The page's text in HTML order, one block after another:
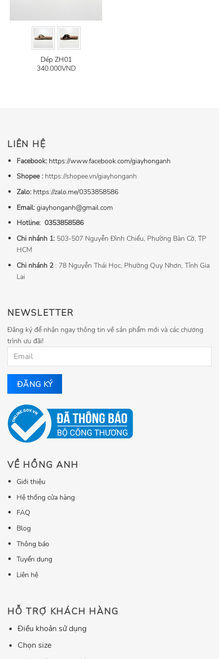
Dép ZH01
340.000VND
NEWSLETTER
Đăng ký để nhận ngay thông tin về sản phẩm mới và các chương
trình ưu đãi!
VỀ HỒNG ANH
Giới thiệu
Hệ thống cửa hàng
FAQ
Blog
Thông báo
Tuyển dụng
Liên hệ
HỖ TRỢ KHÁCH HÀNG
Điều khoản sử dụng
Chọn size
LIÊN HỆ
Facebook: https://www.facebook.com/giayhonganh
Shopee : https://shopee.vn/giayhonganh
Zalo: https://zalo.me/0353858586
Email: giayhonganh@gmail.com
Hotline: 0353858586
Chi nhánh 1: 503-507 Nguyễn Đình Chiểu, Phường Bàn Cờ, TP
HCM
Chi nhánh 2: 78 Nguyễn Thái Học, Phường Quy Nhơn, Tỉnh Gia
Lai